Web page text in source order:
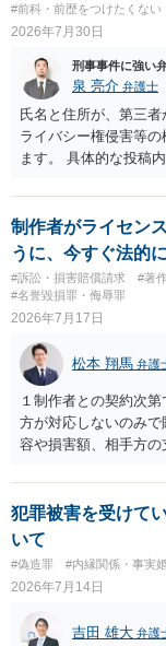
#前科・前歴をつけたくない
2026年7月30日
刑事事件に強い
泉 亮介 弁護士
氏名と住所が、第三
ライバシー権侵害等
ます。 具体的な投稿
でしょう。
制作者がライセン
うに、今すぐ法的
#訴訟・損害賠償請求 #著
#名誉毀損罪・侮辱罪
2026年7月17日
松本 翔馬 弁護
１制作者との契約次
方が対応しないのみ
容や損害額、相手方
求する場合もありま
細な検討が必要です
う。 ６弁護士に窓口
つです。
犯罪被害を受けて
いて
#偽造罪 #内縁関係・事実
2026年7月14日
吉田 雄大 弁護